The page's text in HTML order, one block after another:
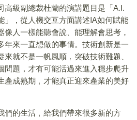
高級副總裁杜蘭的演講題目是「A.I.
」，從人機交互方面講述IA如何賦能
像人一樣能聽會說、能理解會思考，
年來一直想做的事情。技術創新是一
來就不是一帆風順，突破技術難題、
問題，才有可能活過來進入穩步爬升
產成熟期，才能真正迎來產業的美好
們的生活，給我們帶來很多新的方